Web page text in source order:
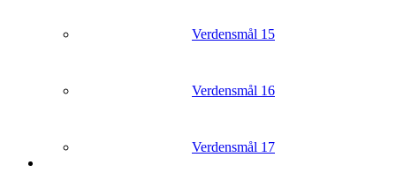
Verdensmål 15
Verdensmål 16
Verdensmål 17